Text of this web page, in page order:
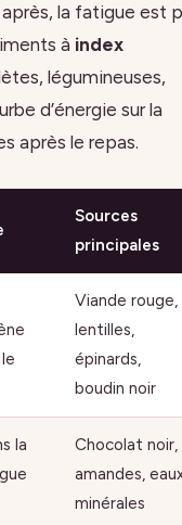
la fatigue est
à index
légumineuses,
d’énergie sur la
après le repas.
Sources
principales
Viande rouge,
lentilles,
épinards,
boudin noir
la
Chocolat noir,
amandes,
minérales